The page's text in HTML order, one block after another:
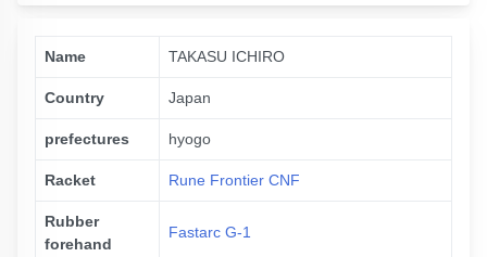
Name TAKASU ICHIRO
Country Japan
prefectures hyogo
Racket Rune Frontier CNF
Rubber
forehand
Fastarc G-1